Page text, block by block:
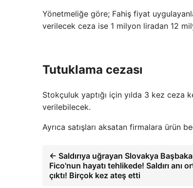
Yönetmeliğe göre; Fahiş fiyat
verilecek ceza ise 1 milyon liradan 12
Tutuklama cezası
Stokçuluk yaptığı için yılda 3 kez ceza
verilebilecek.
Ayrıca satışları aksatan firmalara ürün
← Saldırıya uğrayan Slovakya
Fico'nun hayatı tehlikede! Saldırı anı
çıktı! Birçok kez ateş etti